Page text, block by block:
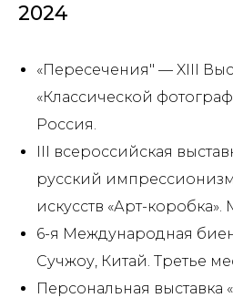
2024
«Пересечения" — XIII
«Классической
Россия.
III всероссийская
русский
искусств «Арт-
6-я Международная
Сучжоу, Китай. Третье
Персональная выставка